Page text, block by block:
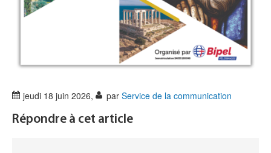
jeudi 18 juin 2026, par Service de la communication
Répondre à cet article